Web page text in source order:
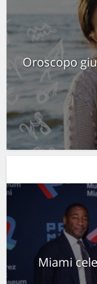
Oroscopo
Miami